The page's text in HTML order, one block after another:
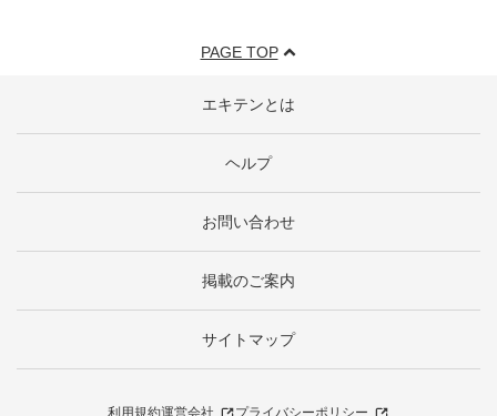
PAGE TOP
エキテンとは
ヘルプ
お問い合わせ
掲載のご案内
サイトマップ
利用規約運営会社
プライバシーポリシー